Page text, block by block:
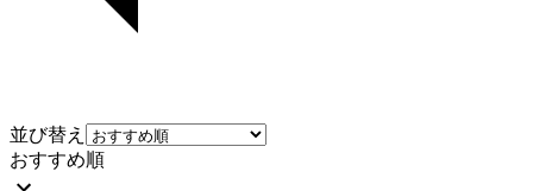
並び替え
おすすめ順